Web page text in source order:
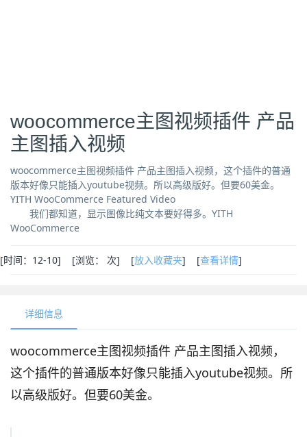
woocommerce主图视频插件 产品
主图插入视频
woocommerce主图视频插件 产品主图插入视频，这个插件的普通
版本好像只能插入youtube视频。所以高级版好。但要60美金。
YITH WooCommerce Featured Video
我们都知道，显示图像比纯文本要好得多。YITH
WooCommerce
[时间：12-10] [浏览： 次] [放入收藏夹] [查看详情]
详细信息
woocommerce主图视频插件 产品主图插入视频，
这个插件的普通版本好像只能插入youtube视频。所
以高级版好。但要60美金。